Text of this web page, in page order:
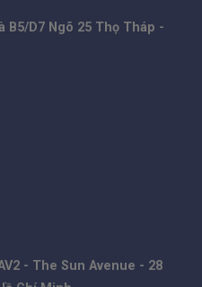
B5/D7 Ngõ 25 Thọ Tháp -
- The Sun Avenue - 28